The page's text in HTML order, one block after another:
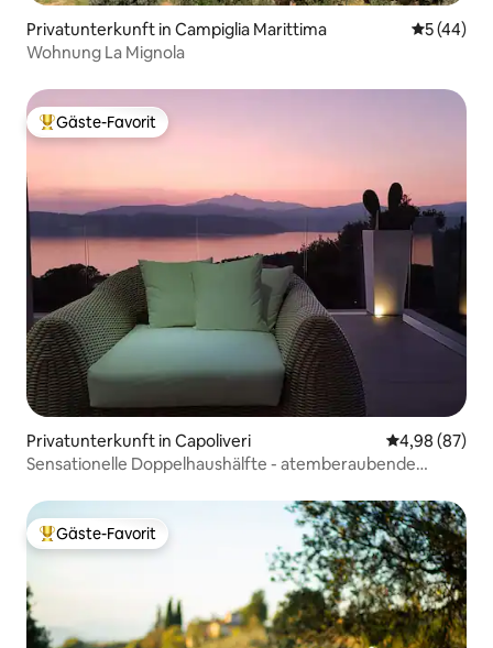
Privatunterkunft in Campiglia Marittima
5 (44)
Wohnung La Mignola
Beliebter Gäste-Favorit.
Gäste-Favorit
Privatunterkunft in Capoliveri
4,98 (87)
Sensationelle Doppelhaushälfte - atemberaubende
Beliebter Gäste-Favorit.
Gäste-Favorit